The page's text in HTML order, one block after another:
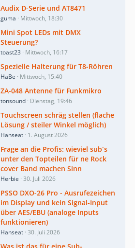
Audix D-Serie und AT8471
guma Mittwoch, 18:30
Mini Spot LEDs mit DMX
Steuerung?
toast23 Mittwoch, 16:17
Spezielle Halterung für T8-Röhren
HaBe Mittwoch, 15:40
ZA-048 Antenne für Funkmikro
tonsound Dienstag, 19:46
Touchscreen schräg stellen (flache
Lösung / steiler Winkel möglich)
Hanseat 1. August 2026
Frage an die Profis: wieviel sub´s
unter den Topteilen für ne Rock
cover Band machen Sinn
Herbie 30. Juli 2026
PSSO DXO-26 Pro - Ausrufezeichen
im Display und kein Signal-Input
über AES/EBU (analoge Inputs
funktionieren)
Hanseat 30. Juli 2026